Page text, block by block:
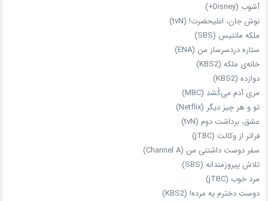
آشوب (Disney+)
نوش جان، اعلیحضرت! (tvN)
ملکه‌ مانتیس (SBS)
ستاره دردسرساز من (ENA)
خانه‌ی ملکه (KBS2)
دوازده (KBS2)
مری آدم می‌کُشد (MBC)
تو و هر چیز دیگر (Netflix)
عشق، برداشت دوم (tvN)
فراتر از وکالت (jTBC)
سفر دوست‌ داشتنی من (Channel A)
تلاش پیروزمندانه (SBS)
مرد خوب (jTBC)
دوست دخترم یه مرده! (KBS2)